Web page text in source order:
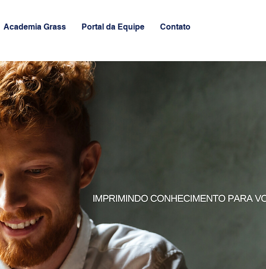
Academia Grass Portal da Equipe Contato